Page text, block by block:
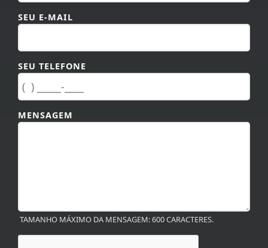
SEU E-MAIL
SEU TELEFONE
MENSAGEM
TAMANHO MÁXIMO DA MENSAGEM: 600 CARACTERES.